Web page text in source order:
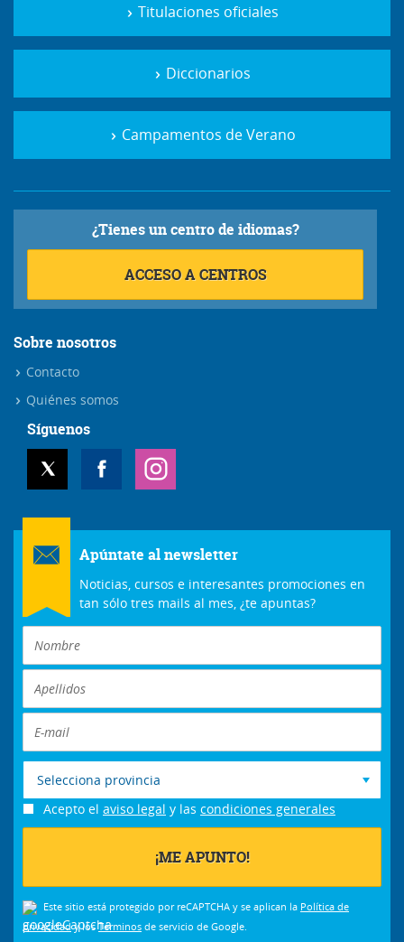
Titulaciones oficiales
Diccionarios
Campamentos de Verano
¿Tienes un centro de idiomas?
ACCESO A CENTROS
Sobre nosotros
Contacto
Quiénes somos
Síguenos
Apúntate al newsletter
Noticias, cursos e interesantes promociones en
tan sólo tres mails al mes, ¿te apuntas?
Selecciona provincia
Acepto el aviso legal y las condiciones generales
Este sitio está protegido por reCAPTCHA y se aplican la Política de
privacidady los Términos de servicio de Google.